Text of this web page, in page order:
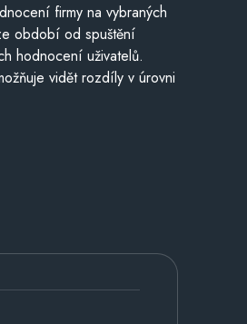
firmy na vybraných
období od spuštění
hodnocení uživatelů.
vidět rozdíly v úrovni